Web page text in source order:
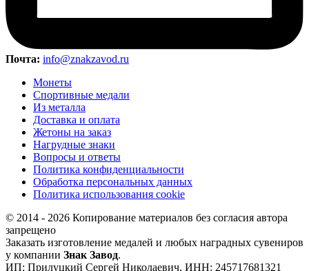
Почта: info@znakzavod.ru
Монеты
Спортивные медали
Из металла
Доставка и оплата
Жетоны на заказ
Нагрудные знаки
Вопросы и ответы
Политика конфиденциальности
Обработка персональных данных
Политика использования cookie
© 2014 - 2026 Копирование материалов без согласия автора
запрещено
Заказать изготовление медалей и любых наградных сувениров
у компании Знак Завод.
ИП: Прилуцкий Сергей Николаевич, ИНН: 245717681321